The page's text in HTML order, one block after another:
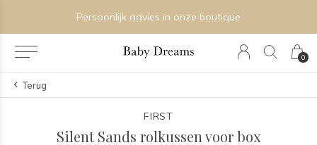
0
Persoonlijk advies in onze boutique
Terug
FIRST
Silent Sands rolkussen voor box